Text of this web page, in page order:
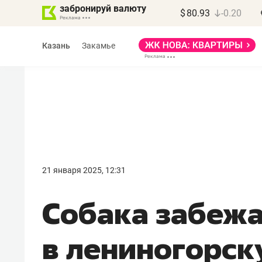
забронируй валюту $ 80.93 -0.20
Казань Закамье
21 января 2025, 12:31
Собака
в
правил, бизнес может
потерять минимум